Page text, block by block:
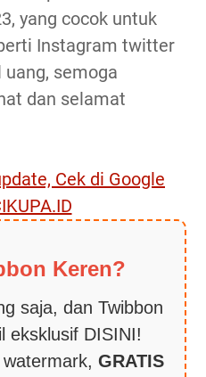
yang cocok untuk
Instagram twitter
semoga
dan selamat
Cek di Google
Keren?
saja, dan Twibbon
eksklusif DISINI!
GRATIS